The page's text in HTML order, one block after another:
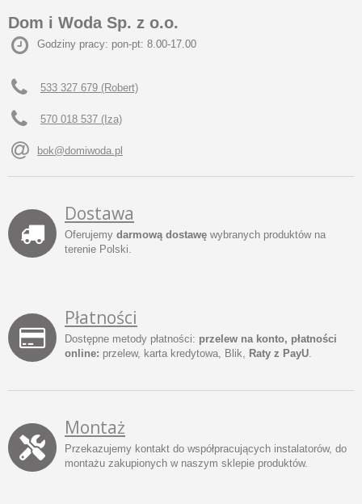
Dom i Woda Sp. z o.o.
Godziny pracy: pon-pt: 8.00-17.00
533 327 679 (Robert)
570 018 537 (Iza)
bok@domiwoda.pl
Dostawa
Oferujemy darmową dostawę wybranych produktów na
terenie Polski.
Płatności
Dostępne metody płatności: przelew na konto, płatności
online: przelew, karta kredytowa, Blik, Raty z PayU
Montaż
Przekazujemy kontakt do współpracujących instalatorów, do
montażu zakupionych w naszym sklepie produktów.